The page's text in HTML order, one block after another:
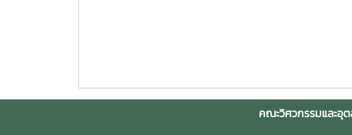
คณะวิศวกรรมและอุ